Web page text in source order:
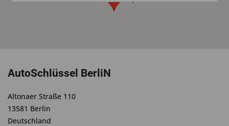
AutoSchlüssel BerliN
Altonaer Straße 110
13581 Berlin
Deutschland